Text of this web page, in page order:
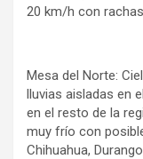
20 km/h con
Mesa del Norte:
lluvias aisladas en
en el resto de la
muy frío con
Chihuahua,